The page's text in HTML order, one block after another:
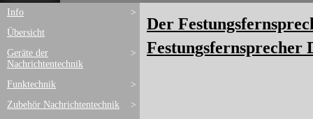
>
Info
Übersicht
>
Geräte der
Nachrichtentechnik
>
Funktechnik
>
Zubehör Nachrichtentechnik
Der
Festungsfernsprecher